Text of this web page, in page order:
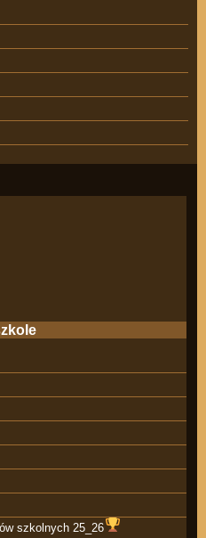
szkolnych 25_26